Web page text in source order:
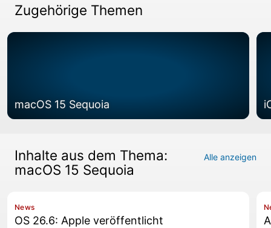
Zugehörige Themen
macOS 15 Sequoia
Inhalte aus dem Thema:
macOS 15 Sequoia
Alle anzeigen
News
OS 26.6: Apple veröffentlicht